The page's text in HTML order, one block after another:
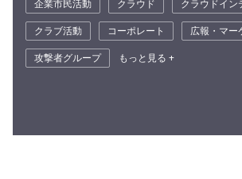
企業市民活動
クラウド
クラウドイン
クラブ活動
コーポレート
広報・マー
攻撃者グループ
もっと見る +